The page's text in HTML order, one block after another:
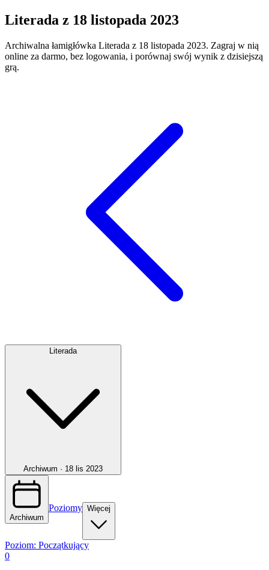
Literada z 18 listopada 2023
Archiwalna łamigłówka Literada z 18 listopada 2023. Zagraj w nią
online za darmo, bez logowania, i porównaj swój wynik z dzisiejszą
grą.
Literada
Archiwum · 18 lis 2023
Archiwum
Poziomy Więcej
Poziom: Początkujący
0